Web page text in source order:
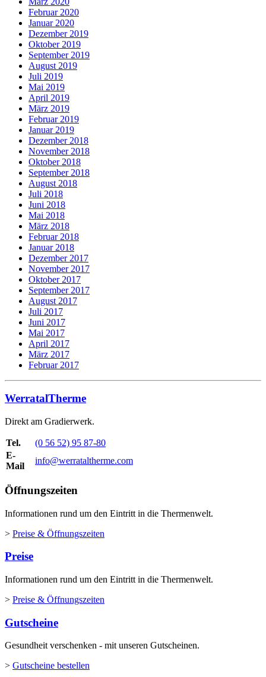
Februar 2020
Januar 2020
Dezember 2019
Oktober 2019
September 2019
August 2019
Juli 2019
Mai 2019
April 2019
März 2019
Februar 2019
Januar 2019
Dezember 2018
November 2018
Oktober 2018
September 2018
August 2018
Juli 2018
Juni 2018
Mai 2018
März 2018
Februar 2018
Januar 2018
Dezember 2017
November 2017
Oktober 2017
September 2017
August 2017
Juli 2017
Juni 2017
Mai 2017
April 2017
März 2017
Februar 2017
WerratalTherme
Direkt am Gradierwerk.
Tel.
(0 56 52) 95 87-80
E-
Mail
info@werrataltherme.com
Öffnungszeiten
Informationen rund um den Eintritt in die Thermenwelt.
> Preise & Öffnungszeiten
Preise
Informationen rund um den Eintritt in die Thermenwelt.
> Preise & Öffnungszeiten
Gutscheine
Gesundheit verschenken - mit unseren Gutscheinen.
> Gutscheine bestellen